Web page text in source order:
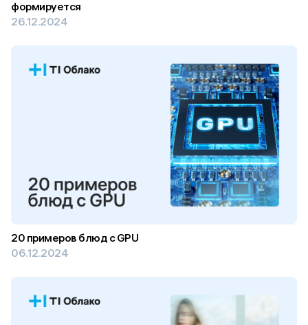
формируется
26.12.2024
20 примеров блюд с GPU
06.12.2024